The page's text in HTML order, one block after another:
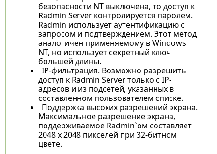
безопасности NT выключена, то доступ к
Radmin Server контролируется паролем.
Radmin использует аутентификацию с
запросом и подтверждением. Этот метод
аналогичен применяемому в Windows
NT, но использует секретный ключ
большей длины.
IP-фильтрация. Возможно разрешить
доступ к Radmin Server только с IP-
адресов и из подсетей, указанных в
составленном пользователем списке.
Поддержка высоких разрешений экрана.
Максимальное разрешение экрана,
поддерживаемое Radmin`ом составляет
2048 x 2048 пикселей при 32-битном
цвете.